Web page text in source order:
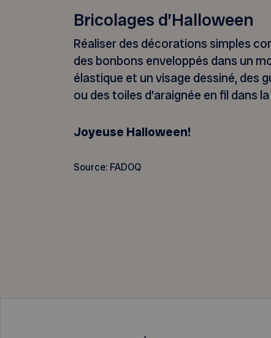
Bricolages d’Halloween
Réaliser des décorations simples
des bonbons enveloppés dans un
élastique et un visage dessiné, des
ou des toiles d’araignée en fil dans
Joyeuse Halloween!
Source: FADOQ